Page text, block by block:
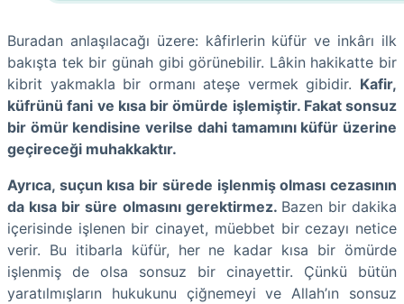
Buradan anlaşılacağı üzere: kâfirlerin küfür ve inkârı ilk
bakışta tek bir günah gibi görünebilir. Lâkin hakikatte bir
kibrit yakmakla bir ormanı ateşe vermek gibidir. Kafir,
küfrünü fani ve kısa bir ömürde işlemiştir. Fakat sonsuz
bir ömür kendisine verilse dahi tamamını küfür üzerine
geçireceği muhakkaktır.
Ayrıca, suçun kısa bir sürede işlenmiş olması cezasının
da kısa bir süre olmasını gerektirmez. Bazen bir dakika
içerisinde işlenen bir cinayet, müebbet bir cezayı netice
verir. Bu itibarla küfür, her ne kadar kısa bir ömürde
işlenmiş de olsa sonsuz bir cinayettir. Çünkü bütün
yaratılmışların hukukunu çiğnemeyi ve Allah’ın sonsuz